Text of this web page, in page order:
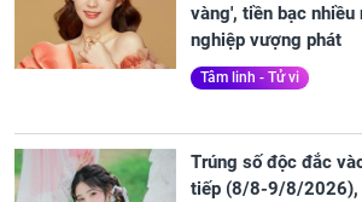
vàng', tiền bạc
nghiệp vượng phát
Tâm linh - Tử vi
Trúng số độc đắc
tiếp (8/8-9/8/2026),